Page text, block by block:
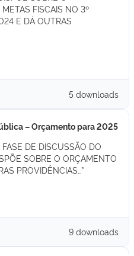
FISCAIS NO 3º
E DÁ OUTRAS
5 downloads
– Orçamento para 2025
DE DISCUSSÃO DO
SOBRE O ORÇAMENTO
PROVIDÊNCIAS…”
9 downloads